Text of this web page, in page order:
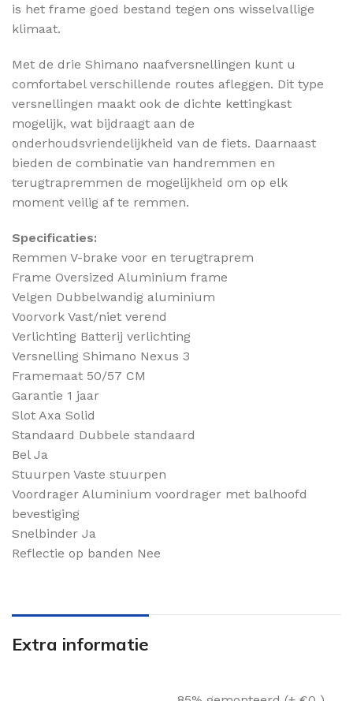
is het frame goed bestand tegen ons wisselvallige
klimaat.
Met de drie Shimano naafversnellingen kunt u
comfortabel verschillende routes afleggen. Dit type
versnellingen maakt ook de dichte kettingkast
mogelijk, wat bijdraagt aan de
onderhoudsvriendelijkheid van de fiets. Daarnaast
bieden de combinatie van handremmen en
terugtrapremmen de mogelijkheid om op elk
moment veilig af te remmen.
Specificaties:
Remmen V-brake voor en terugtraprem
Frame Oversized Aluminium frame
Velgen Dubbelwandig aluminium
Voorvork Vast/niet verend
Verlichting Batterij verlichting
Versnelling Shimano Nexus 3
Framemaat 50/57 CM
Garantie 1 jaar
Slot Axa Solid
Standaard Dubbele standaard
Bel Ja
Stuurpen Vaste stuurpen
Voordrager Aluminium voordrager met balhoofd
bevestiging
Snelbinder Ja
Reflectie op banden Nee
Extra informatie